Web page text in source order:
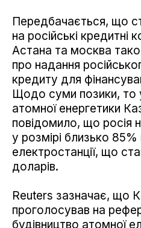
Передбачається, що
на російські
Астана та москва
про надання
кредиту для
Щодо суми позики, то
атомної енергетики
повідомило, що росія
у розмірі близько 85%
електростанції, що
доларів.
Reuters зазначає, що
проголосував на
будівництво атомної